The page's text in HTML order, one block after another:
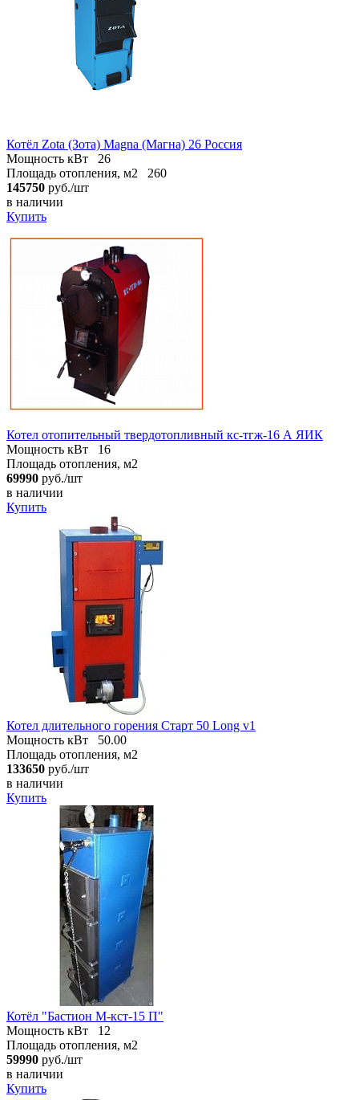
Котёл Zota (Зота) Magna (Магна) 26 Россия
Мощность кВт
26
Площадь отопления, м2
260
145750 руб./шт
в наличии
Купить
Котел отопительный твердотопливный кc-тгж-16 А ЯИК
Мощность кВт
16
Площадь отопления, м2
69990 руб./шт
в наличии
Купить
Котел длительного горения Старт 50 Long v1
Мощность кВт
50.00
Площадь отопления, м2
133650 руб./шт
в наличии
Купить
Котёл "Бастион М-кст-15 П"
Мощность кВт
12
Площадь отопления, м2
59990 руб./шт
в наличии
Купить